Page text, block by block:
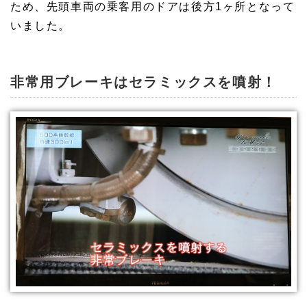
ため、先頭車両の乗客用のドアは後方1ヶ所となって
いました。
非常用ブレーキはセラミックスを噴射！